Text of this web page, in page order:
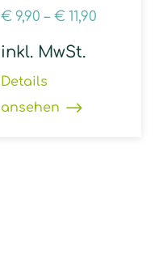
€ 9,90 –€ 11,90
inkl. MwSt.
Details
ansehen